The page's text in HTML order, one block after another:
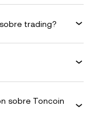
trading?
sobre Toncoin